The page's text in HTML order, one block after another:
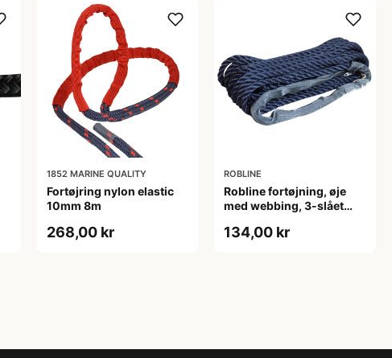
1852 MARINE QUALITY
Fortøjring nylon elastic
10mm 8m
268,00 kr
ROBLINE
Robline fortøjning, øje
med webbing, 3-slået
134,00 kr